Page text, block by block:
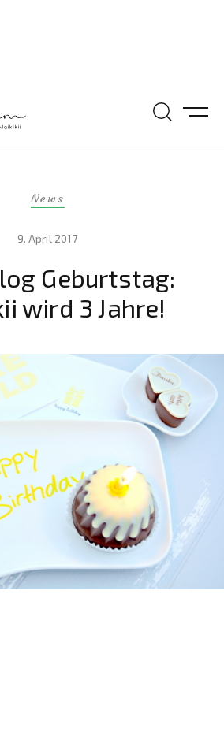
News
9. April 2017
Geburtstag:
wird 3 Jahre!